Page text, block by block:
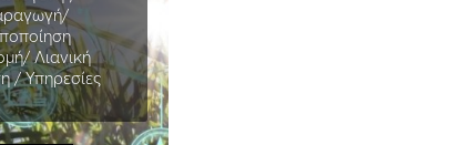
Λιανική
/ Υπηρεσίες